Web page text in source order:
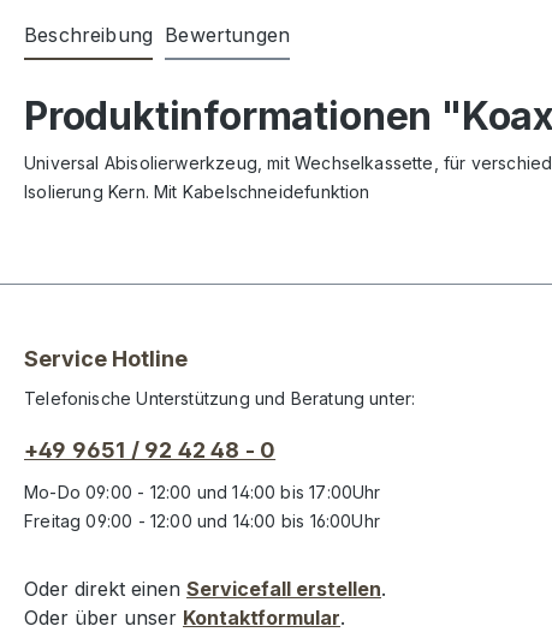
Beschreibung Bewertungen
Produktinformationen "Koax
Universal Abisolierwerkzeug, mit Wechselkassette, für
Isolierung Kern. Mit Kabelschneidefunktion
Service Hotline
Telefonische Unterstützung und Beratung unter:
+49 9651 / 92 42 48 - 0
Mo-Do 09:00 - 12:00 und 14:00 bis 17:00Uhr
Freitag 09:00 - 12:00 und 14:00 bis 16:00Uhr
Oder direkt einen Servicefall erstellen.
Oder über unser Kontaktformular.